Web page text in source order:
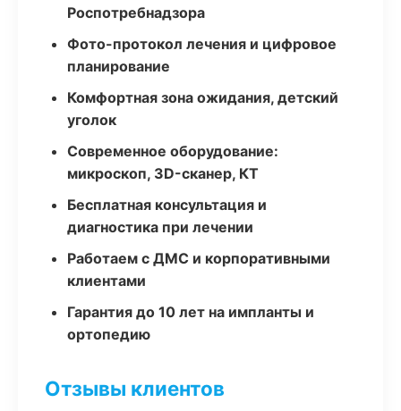
Роспотребнадзора
Фото-протокол лечения и цифровое
планирование
Комфортная зона ожидания, детский
уголок
Современное оборудование:
микроскоп, 3D-сканер, КТ
Бесплатная консультация и
диагностика при лечении
Работаем с ДМС и корпоративными
клиентами
Гарантия до 10 лет на импланты и
ортопедию
Отзывы клиентов